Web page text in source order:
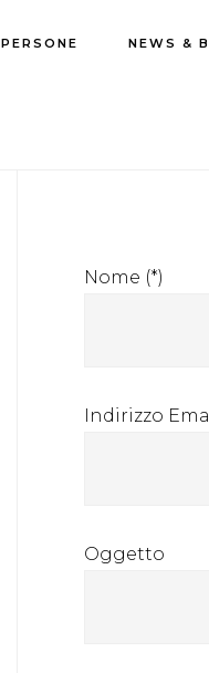
PERSONE NEWS &
Nome (*)
Indirizzo
Oggetto